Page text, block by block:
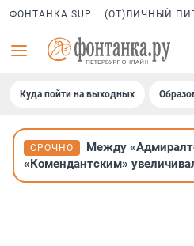
ФОНТАНКА SUP (ОТ)ЛИЧНЫЙ
Куда пойти на выходных
СРОЧНО
Между
«Комендантским»